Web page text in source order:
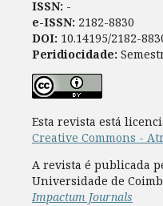
ISSN: -
e-ISSN: 2182-8830
DOI: 10.14195/2182-
Peridiocidade:
Esta revista está
Creative Commons -
A revista é publicada
Universidade de
Impactum Journals